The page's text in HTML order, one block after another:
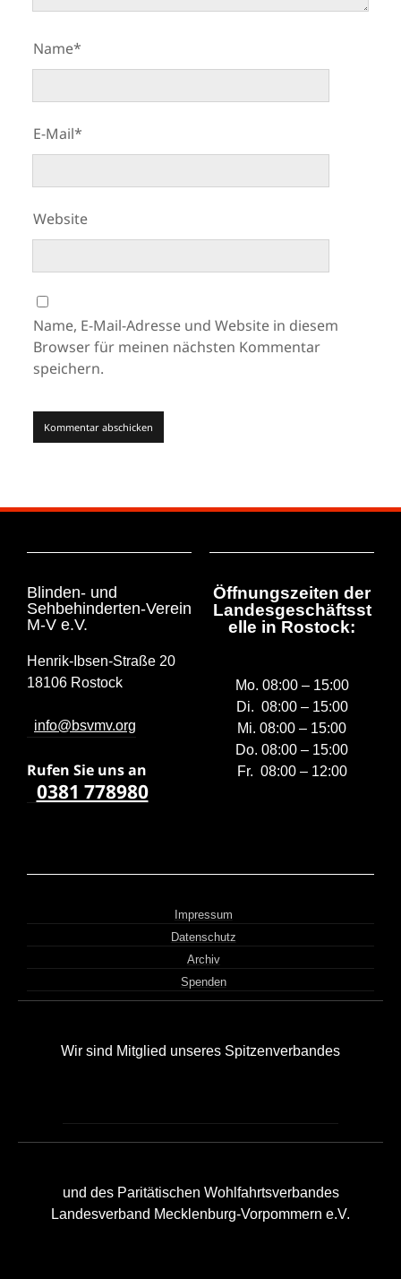
Name*
E-Mail*
Website
Name, E-Mail-Adresse und Website in diesem
Browser für meinen nächsten Kommentar
speichern.
Blinden- und
Sehbehinderten-Verein
M-V e.V.
Henrik-Ibsen-Straße 20
18106 Rostock
info@bsvmv.org
Rufen Sie uns an
0381 778980
Öffnungszeiten der
Landesgeschäftsst
elle in Rostock:
Mo. 08:00 – 15:00
Di. 08:00 – 15:00
Mi. 08:00 – 15:00
Do. 08:00 – 15:00
Fr. 08:00 – 12:00
Impressum
Datenschutz
Archiv
Spenden
Wir sind Mitglied unseres Spitzenverbandes
und des Paritätischen Wohlfahrtsverbandes
Landesverband Mecklenburg-Vorpommern e.V.